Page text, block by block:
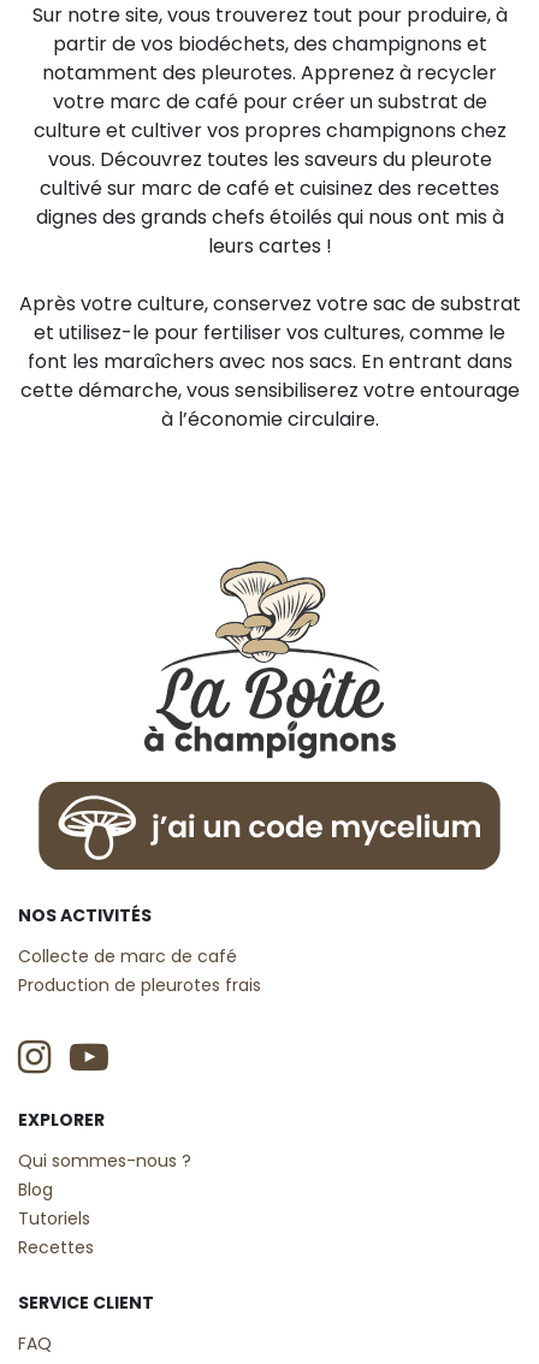
Sur notre site, vous trouverez tout pour produire, à
partir de vos biodéchets, des champignons et
notamment des pleurotes. Apprenez à recycler
votre marc de café pour créer un substrat de
culture et cultiver vos propres champignons chez
vous. Découvrez toutes les saveurs du pleurote
cultivé sur marc de café et cuisinez des recettes
dignes des grands chefs étoilés qui nous ont mis à
leurs cartes !
Après votre culture, conservez votre sac de substrat
et utilisez-le pour fertiliser vos cultures, comme le
font les maraîchers avec nos sacs. En entrant dans
cette démarche, vous sensibiliserez votre entourage
à l’économie circulaire.
NOS ACTIVITÉS
Collecte de marc de café
Production de pleurotes frais
EXPLORER
Qui sommes-nous ?
Blog
Tutoriels
Recettes
SERVICE CLIENT
FAQ